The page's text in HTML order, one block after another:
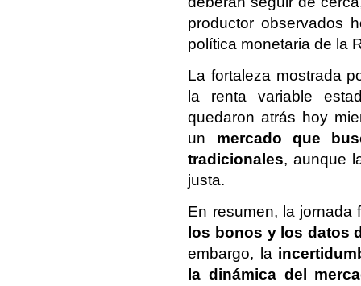
productor observados
política monetaria de la
La fortaleza mostrada
la renta variable
quedaron atrás hoy
un mercado que
tradicionales, aunque
justa.
En resumen, la
los bonos y los datos
embargo, la
la dinámica del